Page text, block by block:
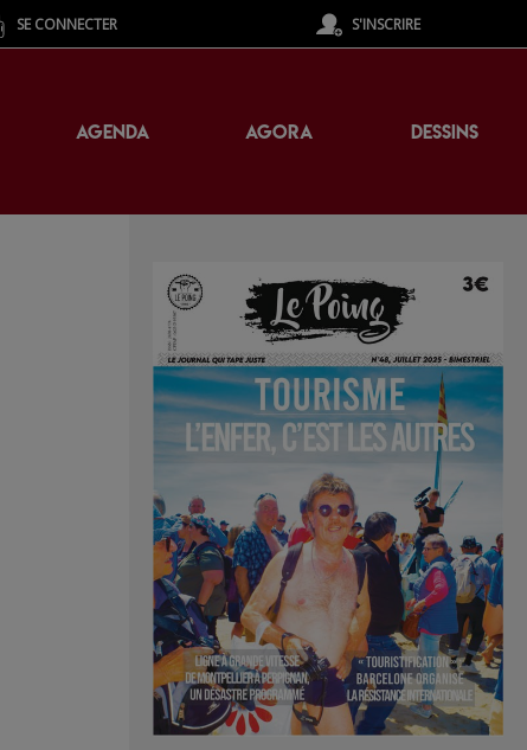
SE CONNECTER S'INSCRIRE
AGENDA AGORA DESSINS